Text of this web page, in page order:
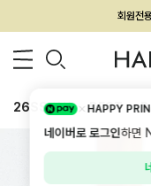
회원전
26SS 신상 BEST
HAPPY
네이버로 로그인하면